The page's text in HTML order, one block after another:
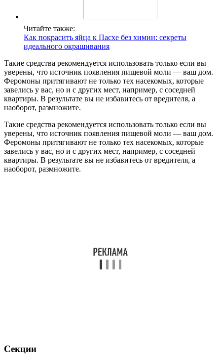
Читайте также:
Как покрасить яйца к Пасхе без химии: секреты
идеального окрашивания
Такие средства рекомендуется использовать только если вы
уверены, что источник появления пищевой моли — ваш дом.
Феромоны притягивают не только тех насекомых, которые
завелись у вас, но и с других мест, например, с соседней
квартиры. В результате вы не избавитесь от вредителя, а
наоборот, размножите.
Такие средства рекомендуется использовать только если вы
уверены, что источник появления пищевой моли — ваш дом.
Феромоны притягивают не только тех насекомых, которые
завелись у вас, но и с других мест, например, с соседней
квартиры. В результате вы не избавитесь от вредителя, а
наоборот, размножите.
Секции